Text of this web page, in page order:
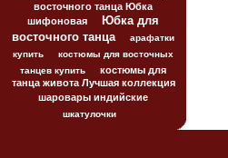
восточного танца Юбка
шифоновая
Юбка для
восточного танца
арафатки
купить
костюмы для восточных
танцев купить
костюмы для
танца живота Лучшая коллекция
шаровары индийские
шкатулочки